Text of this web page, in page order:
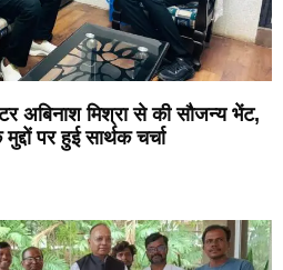
अबिनाश मिश्रा से की सौजन्य भेंट,
पर हुई सार्थक चर्चा